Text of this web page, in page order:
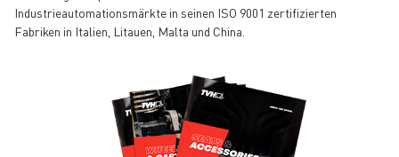
Industrieautomationsmärkte in seinen ISO 9001 zertifizierten
Fabriken in Italien, Litauen, Malta und China.